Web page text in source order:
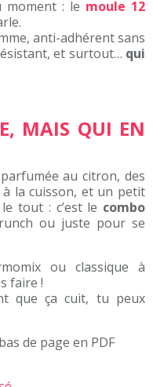
moment : le moule 12
anti-adhérent sans
et surtout… qui
MAIS QUI EN
au citron, des
la cuisson, et un petit
tout : c’est le combo
ou juste pour se
ou classique à
faire !
que ça cuit, tu peux
de page en PDF